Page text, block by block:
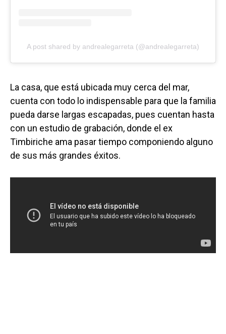
A post shared by andrealegarreta (@andrealegarreta)
La casa, que está ubicada muy cerca del mar,
cuenta con todo lo indispensable para que la familia
pueda darse largas escapadas, pues cuentan hasta
con un estudio de grabación, donde el ex
Timbiriche ama pasar tiempo componiendo alguno
de sus más grandes éxitos.